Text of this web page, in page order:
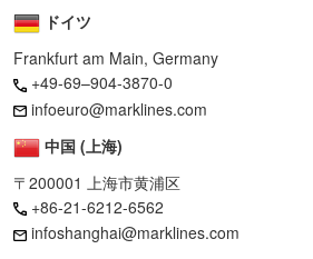
ドイツ
Frankfurt am Main, Germany
+49-69–904-3870-0
infoeuro@marklines.com
中国 (上海)
〒200001 上海市黄浦区
+86-21-6212-6562
infoshanghai@marklines.com